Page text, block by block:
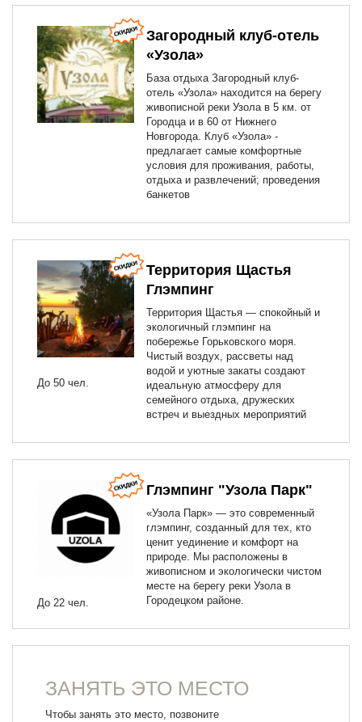
Загородный клуб-отель
«Узола»
База отдыха Загородный клуб-
отель «Узола» находится на берегу
живописной реки Узола в 5 км. от
Городца и в 60 от Нижнего
Новгорода. Клуб «Узола» -
предлагает самые комфортные
условия для проживания, работы,
отдыха и развлечений; проведения
банкетов
До 50 чел.
Территория Щастья
Глэмпинг
Территория Щастья — спокойный и
экологичный глэмпинг на
побережье Горьковского моря.
Чистый воздух, рассветы над
водой и уютные закаты создают
идеальную атмосферу для
семейного отдыха, дружеских
встреч и выездных мероприятий
До 22 чел.
Глэмпинг "Узола Парк"
«Узола Парк» — это современный
глэмпинг, созданный для тех, кто
ценит уединение и комфорт на
природе. Мы расположены в
живописном и экологически чистом
месте на берегу реки Узола в
Городецком районе.
ЗАНЯТЬ ЭТО МЕСТО
Чтобы занять это место, позвоните